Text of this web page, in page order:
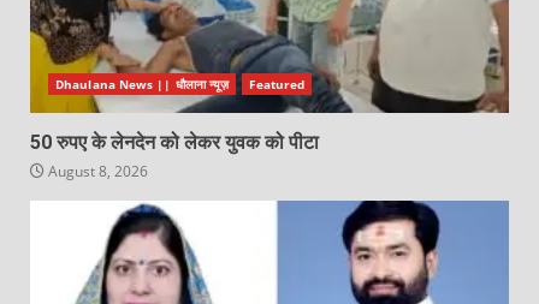
Dhaulana News || धौलाना न्यूज़ Featured
50 रुपए के लेनदेन को लेकर युवक को पीटा
August 8, 2026